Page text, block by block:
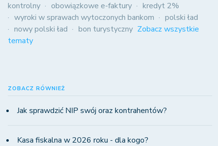
kontrolny
obowiązkowe e-faktury
kredyt 2%
wyroki w sprawach wytoczonych bankom
polski ład
nowy polski ład
bon turystyczny Zobacz wszystkie
tematy
ZOBACZ RÓWNIEŻ
Jak sprawdzić NIP swój oraz kontrahentów?
Kasa fiskalna w 2026 roku - dla kogo?